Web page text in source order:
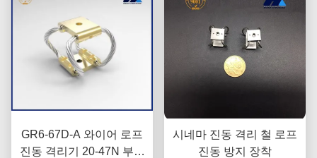
GR6-67D-A 와이어 로프
진동 격리기 20-47N 부하
시네마 진동 격리 철 로프
진동 방지 장착